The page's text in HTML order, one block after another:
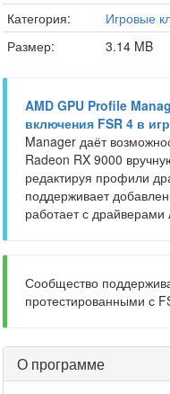
Категория:
Игровые
Размер:
3.14 MB
AMD GPU Profile
включения FSR 4 в
Manager даёт
Radeon RX 9000
редактируя профили
поддерживает
работает с
Сообщество
протестированными с
О программе